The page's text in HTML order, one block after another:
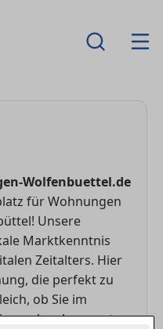
Wolfenbuettel.de
für Wohnungen
Unsere
Marktkenntnis
Zeitalters. Hier
die perfekt zu
ob Sie im
der charmanten